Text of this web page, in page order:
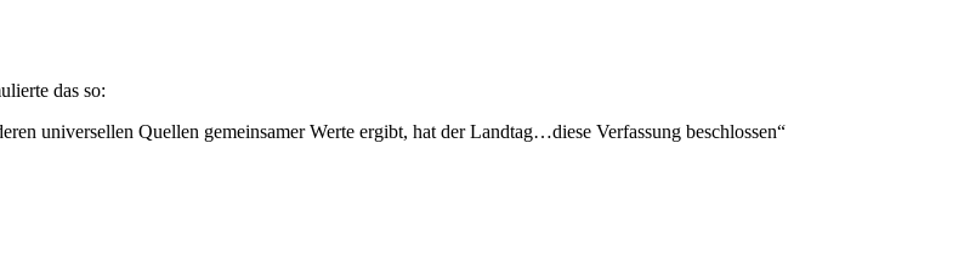
das so:
universellen Quellen gemeinsamer Werte ergibt, hat der Landtag…diese Verfassung beschlossen“